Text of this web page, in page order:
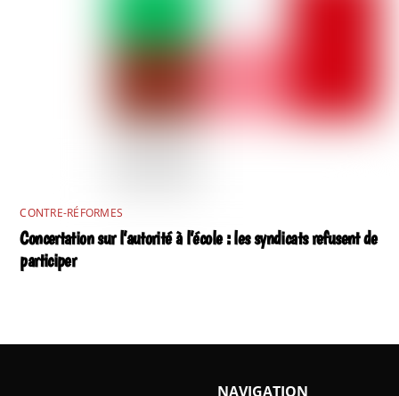
CONTRE-RÉFORMES
Concertation sur l’autorité à l’école : les syndicats refusent de
participer
NAVIGATION